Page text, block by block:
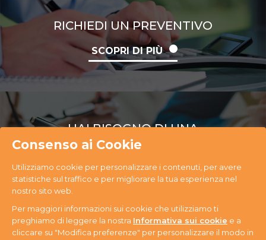
RICHIEDI UN PREVENTIVO
SCOPRI DI PIÙ
HAI BISOGNO DI UNA
CONSULENZA
SCOPRI DI PIÙ
Consenso ai Cookie
Utilizziamo cookie per personalizzare i contenuti, per avere
statistiche sul traffico e per migliorare la tua esperienza nel
nostro sito web.
Per maggiori informazioni sui cookie che utilizziamo ti
preghiamo di leggere la nostra Informativa sui cookie e a
cliccare su "Modifica preferenze" per personalizzare il modo in